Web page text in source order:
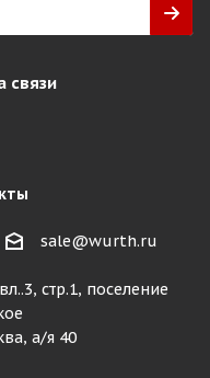
связи
sale@wurth.ru
стр.1, поселение
а/я 40